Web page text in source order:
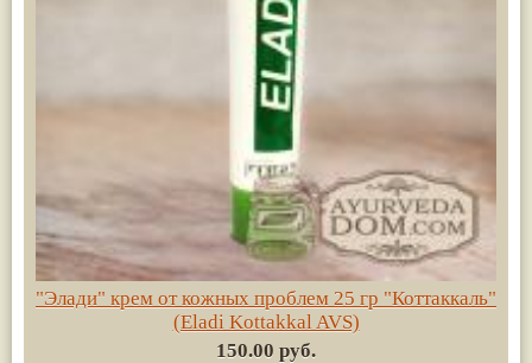
"Элади" крем от кожных проблем 25 гр "Коттаккаль"
(Eladi Kottakkal AVS)
150.00 руб.